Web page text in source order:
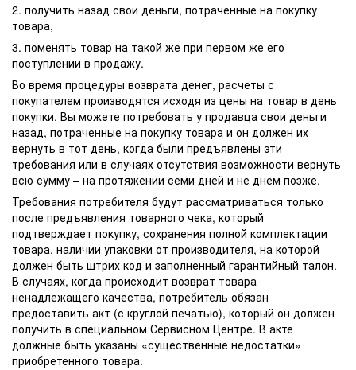
2. получить назад свои деньги, потраченные на покупку
товара,
3. поменять товар на такой же при первом же его
поступлении в продажу.
Во время процедуры возврата денег, расчеты с
покупателем производятся исходя из цены на товар в день
покупки. Вы можете потребовать у продавца свои деньги
назад, потраченные на покупку товара и он должен их
вернуть в тот день, когда были предъявлены эти
требования или в случаях отсутствия возможности вернуть
всю сумму – на протяжении семи дней и не днем позже.
Требования потребителя будут рассматриваться только
после предъявления товарного чека, который
подтверждает покупку, сохранения полной комплектации
товара, наличии упаковки от производителя, на которой
должен быть штрих код и заполненный гарантийный талон.
В случаях, когда происходит возврат товара
ненадлежащего качества, потребитель обязан
предоставить акт (с круглой печатью), который он должен
получить в специальном Сервисном Центре. В акте
должные быть указаны «существенные недостатки»
приобретенного товара.